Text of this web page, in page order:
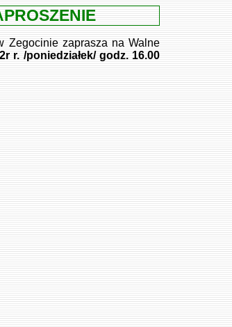
zaprasza na Walne
r. /poniedziałek/ godz. 16.00